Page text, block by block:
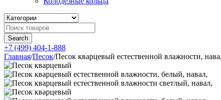
+7 (499) 404-1-888
Главная/Песок/Песок кварцевый естественной влажности,